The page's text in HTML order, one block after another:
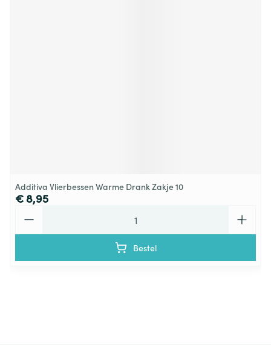
Additiva Vlierbessen Warme Drank Zakje 10
€ 8,95
Bestel